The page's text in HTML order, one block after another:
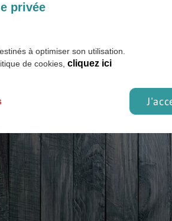
privée
à optimiser son utilisation.
de cookies, cliquez ici